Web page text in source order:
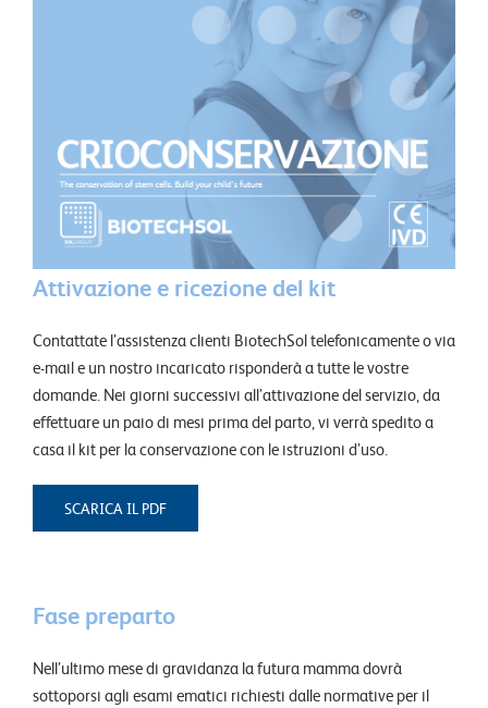
Attivazione e ricezione del kit
Contattate l’assistenza clienti BiotechSol telefonicamente o via
e-mail e un nostro incaricato risponderà a tutte le vostre
domande. Nei giorni successivi all’attivazione del servizio, da
effettuare un paio di mesi prima del parto, vi verrà spedito a
casa il kit per la conservazione con le istruzioni d’uso.
SCARICA IL PDF
Fase preparto
Nell’ultimo mese di gravidanza la futura mamma dovrà
sottoporsi agli esami ematici richiesti dalle normative per il